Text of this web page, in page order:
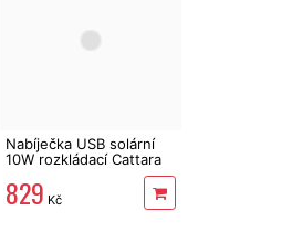
Nabíječka USB solární
10W rozkládací Cattara
829 Kč